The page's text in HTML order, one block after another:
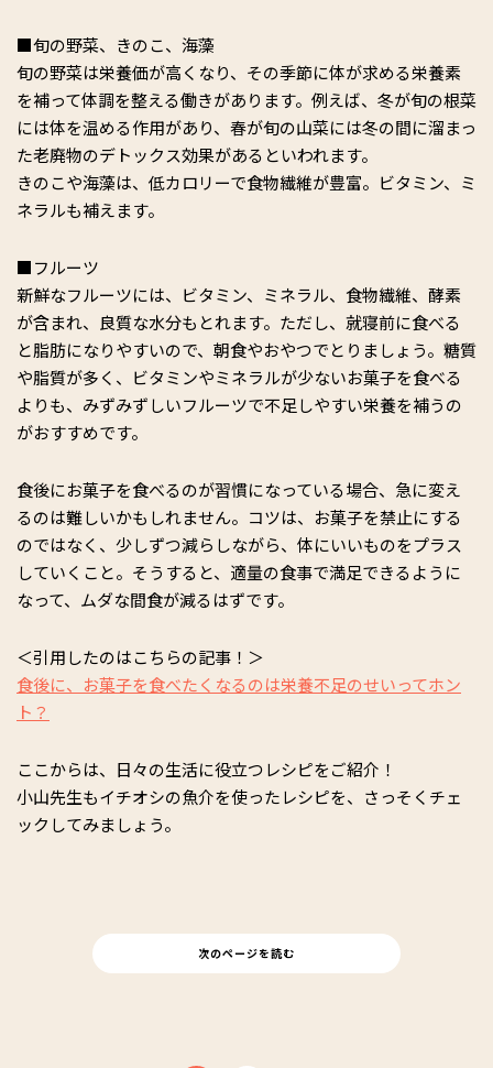
■旬の野菜、きのこ、海藻
旬の野菜は栄養価が高くなり、その季節に体が求める栄養素
を補って体調を整える働きがあります。例えば、冬が旬の根菜
には体を温める作用があり、春が旬の山菜には冬の間に溜まっ
た老廃物のデトックス効果があるといわれます。
きのこや海藻は、低カロリーで食物繊維が豊富。ビタミン、ミ
ネラルも補えます。
■フルーツ
新鮮なフルーツには、ビタミン、ミネラル、食物繊維、酵素
が含まれ、良質な水分もとれます。ただし、就寝前に食べる
と脂肪になりやすいので、朝食やおやつでとりましょう。糖質
や脂質が多く、ビタミンやミネラルが少ないお菓子を食べる
よりも、みずみずしいフルーツで不足しやすい栄養を補うの
がおすすめです。
食後にお菓子を食べるのが習慣になっている場合、急に変え
るのは難しいかもしれません。コツは、お菓子を禁止にする
のではなく、少しずつ減らしながら、体にいいものをプラス
していくこと。そうすると、適量の食事で満足できるように
なって、ムダな間食が減るはずです。
＜引用したのはこちらの記事！＞
食後に、お菓子を食べたくなるのは栄養不足のせいってホン
ト？
ここからは、日々の生活に役立つレシピをご紹介！
小山先生もイチオシの魚介を使ったレシピを、さっそくチェ
ックしてみましょう。
次のページを読む